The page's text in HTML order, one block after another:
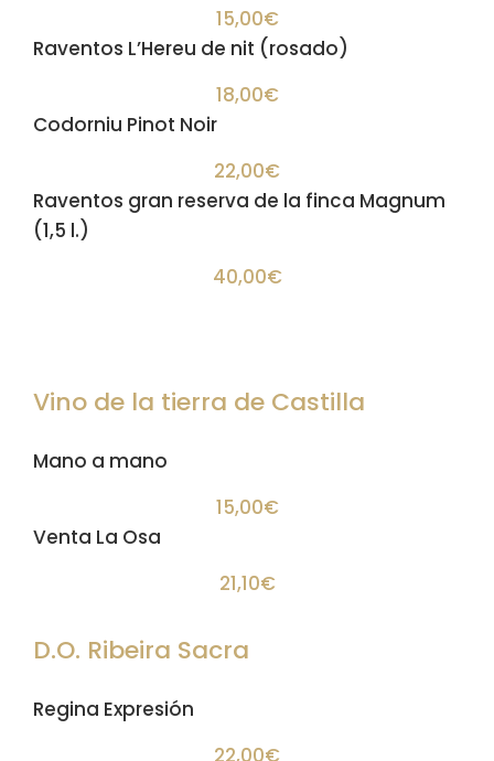
15,00€
Raventos L’Hereu de nit (rosado)
18,00€
Codorniu Pinot Noir
22,00€
Raventos gran reserva de la finca Magnum
(1,5 l.)
40,00€
Vino de la tierra de Castilla
Mano a mano
15,00€
Venta La Osa
21,10€
D.O. Ribeira Sacra
Regina Expresión
22,00€